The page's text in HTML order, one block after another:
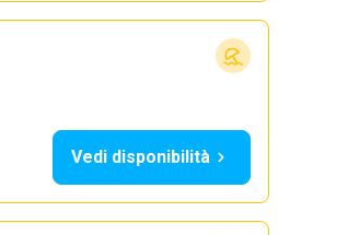
Vedi disponibilità